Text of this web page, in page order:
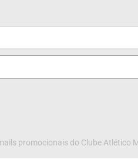
promocionais do Clube Atlético